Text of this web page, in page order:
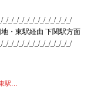
_/_/_/_/_/_/_/_/_/_/_/_/_/
・東駅経由 下関駅方面
_/_/_/_/_/_/_/_/_/_/_/_/_/
駅経由 下関駅]